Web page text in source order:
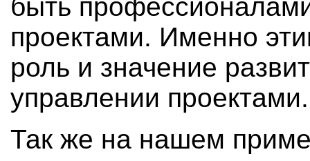
быть
проектами. Именно
роль и значение
управлении
Так же на нашем